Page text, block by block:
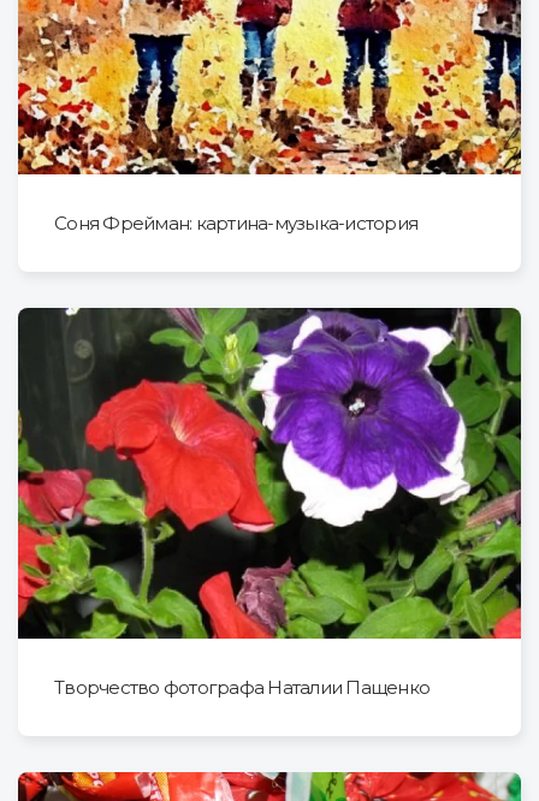
Соня Фрейман: картина-музыка-история
Творчество фотографа Наталии Пащенко